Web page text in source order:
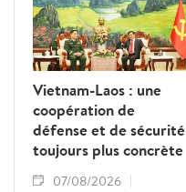
Vietnam-Laos : une
coopération de
défense et de sécurité
toujours plus concrète
07/08/2026